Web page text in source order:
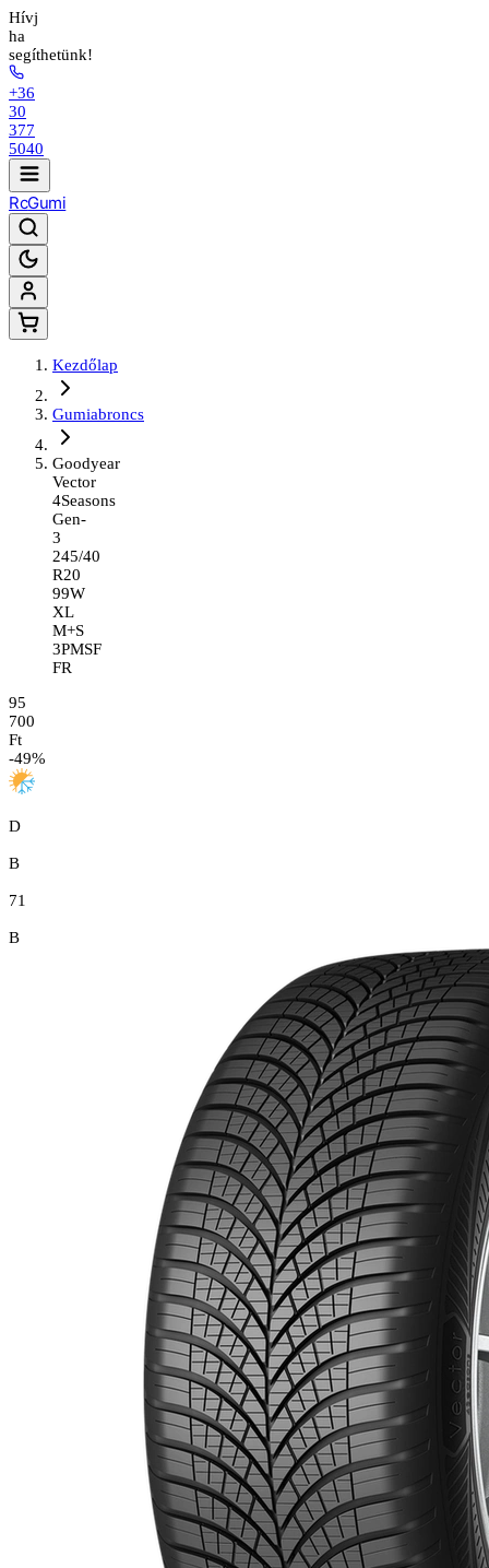
Hívj
ha
segíthetünk!
+36
30
377
5040
RcGumi
Kezdőlap
Gumiabroncs
Goodyear
Vector
4Seasons
Gen-
3
245/40
R20
99W
XL
M+S
3PMSF
FR
95
700
Ft
-49%
D
B
71
B